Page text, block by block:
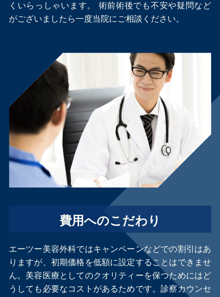
くいらっしゃいます。 術前術後でも不安や疑問など
がございましたら一度当院にご相談ください。
費用へのこだわり
エーツー美容外科ではキャンペーンなどでの割引はあ
りますが、初期価格を低額に設定することはできませ
ん。美容医療としてのクオリティーを保つためにはど
うしても必要なコストがあるためです。診察カウンセ